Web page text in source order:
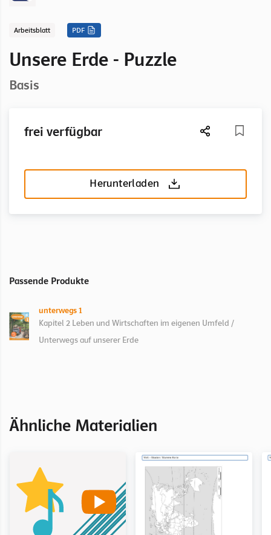
Arbeitsblatt PDF
Unsere Erde - Puzzle
Basis
frei verfügbar
Herunterladen
Passende Produkte
unterwegs 1
Kapitel 2 Leben und Wirtschaften im eigenen Umfeld /
Unterwegs auf unserer Erde
Ähnliche Materialien